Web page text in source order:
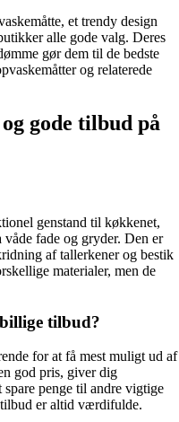
et trendy design
alle gode valg. Deres
gør dem til de bedste
og relaterede
gode tilbud på
genstand til køkkenet,
fade og gryder. Den er
af tallerkener og bestik
materialer, men de
tilbud?
for at få mest muligt ud af
god pris, giver dig
penge til andre vigtige
er altid værdifulde.